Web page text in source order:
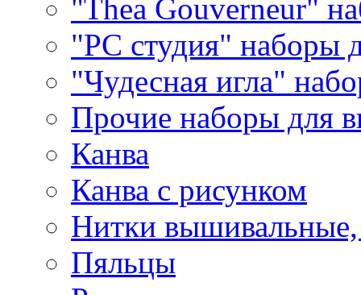
"Thea Gouverneur"
"РС студия" наборы
"Чудесная игла"
Прочие наборы для
Канва
Канва с рисунком
Нитки
Пяльцы